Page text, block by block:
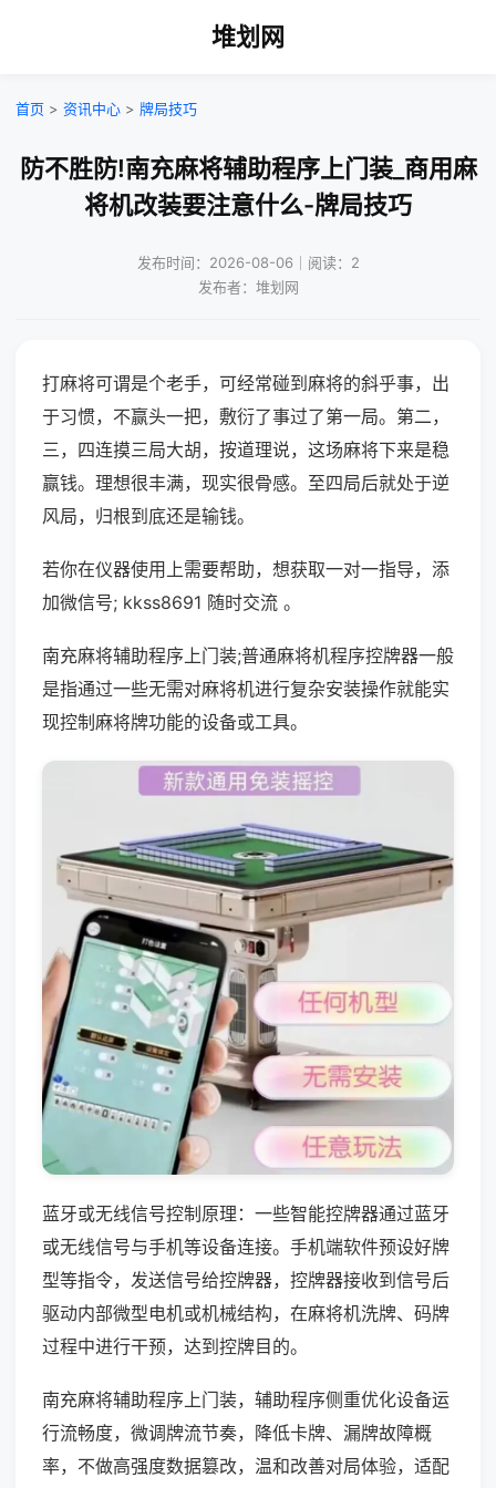
堆划网
首页 > 资讯中心 > 牌局技巧
防不胜防!南充麻将辅助程序上门装_商用麻
将机改装要注意什么-牌局技巧
发布时间：2026-08-06｜阅读：2
发布者：堆划网
打麻将可谓是个老手，可经常碰到麻将的斜乎事，出
于习惯，不赢头一把，敷衍了事过了第一局。第二，
三，四连摸三局大胡，按道理说，这场麻将下来是稳
赢钱。理想很丰满，现实很骨感。至四局后就处于逆
风局，归根到底还是输钱。
若你在仪器使用上需要帮助，想获取一对一指导，添
加微信号; kkss8691 随时交流 。
南充麻将辅助程序上门装;普通麻将机程序控牌器一般
是指通过一些无需对麻将机进行复杂安装操作就能实
现控制麻将牌功能的设备或工具。
蓝牙或无线信号控制原理：一些智能控牌器通过蓝牙
或无线信号与手机等设备连接。手机端软件预设好牌
型等指令，发送信号给控牌器，控牌器接收到信号后
驱动内部微型电机或机械结构，在麻将机洗牌、码牌
过程中进行干预，达到控牌目的。
南充麻将辅助程序上门装，辅助程序侧重优化设备运
行流畅度，微调牌流节奏，降低卡牌、漏牌故障概
率，不做高强度数据篡改，温和改善对局体验，适配